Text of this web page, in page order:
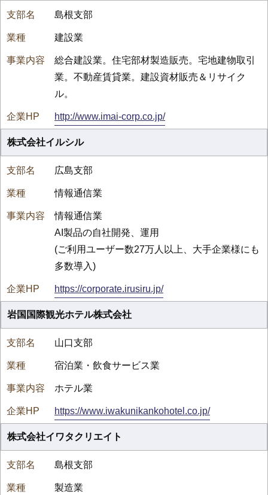
島根支部
建設業
総合建設業。住宅部材製造販売。宅地建物取引
業。不動産賃貸業。建設資材販売＆リサイク
ル。
http://www.imai-corp.co.jp/
株式会社イルシル
広島支部
情報通信業
情報通信業
AI製品の自社開発、運用
(ご利用ユーザー数27万人以上、大手企業様にも
多数導入)
https://corporate.irusiru.jp/
岩国国際観光ホテル株式会社
山口支部
宿泊業・飲食サービス業
ホテル業
https://www.iwakunikankohotel.co.jp/
株式会社イワタクリエイト
島根支部
製造業